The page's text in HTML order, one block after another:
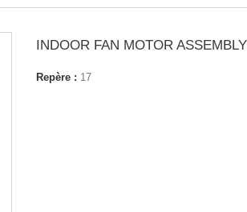
INDOOR FAN MOTOR
Repère : 17